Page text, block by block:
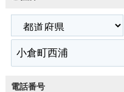
電話番号